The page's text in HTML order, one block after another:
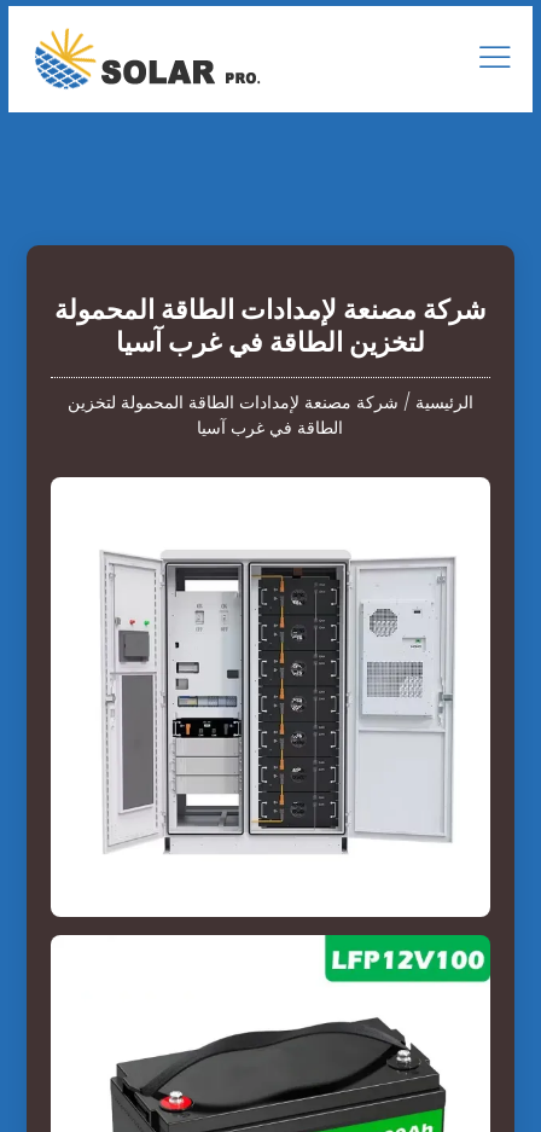
شركة مصنعة لإمدادات الطاقة المحمولة
لتخزين الطاقة في غرب آسيا
الرئيسية / شركة مصنعة لإمدادات الطاقة المحمولة لتخزين
الطاقة في غرب آسيا